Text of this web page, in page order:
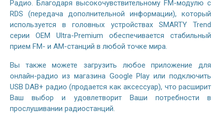
Радио. Благодаря высокочувствительному FM-модулю с
RDS (передача дополнительной информации), который
используется в головных устройствах SMARTY Trend
серии OEM Ultra-Premium обеспечивается стабильный
прием FM- и AM-станций в любой точке мира.
Вы также можете загрузить любое приложение для
онлайн-радио из магазина Google Play или подключить
USB DAB+ радио (продается как аксессуар), что расширит
Ваш выбор и удовлетворит Ваши потребности в
прослушивании радиостанций.